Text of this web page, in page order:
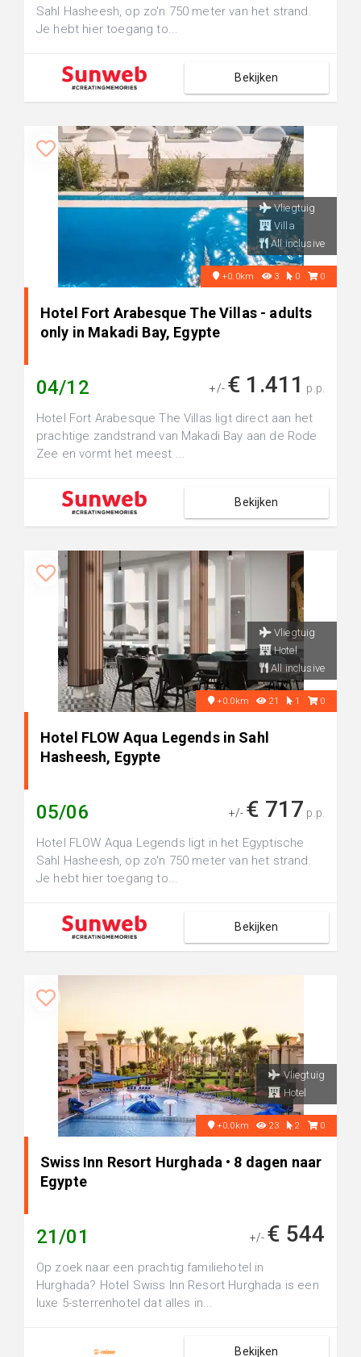
Sahl Hasheesh, op zo'n 750 meter van het strand.
Je hebt hier toegang to...
Bekijken
Vliegtuig
Villa
All inclusive
+0.0km 3 0 0
Hotel Fort Arabesque The Villas - adults
only in Makadi Bay, Egypte
04/12 +/- € 1.411 p.p.
Hotel Fort Arabesque The Villas ligt direct aan het
prachtige zandstrand van Makadi Bay aan de Rode
Zee en vormt het meest ...
Bekijken
Vliegtuig
Hotel
All inclusive
+0.0km 21 1 0
Hotel FLOW Aqua Legends in Sahl
Hasheesh, Egypte
05/06 +/- € 717 p.p.
Hotel FLOW Aqua Legends ligt in het Egyptische
Sahl Hasheesh, op zo'n 750 meter van het strand.
Je hebt hier toegang to...
Bekijken
Vliegtuig
Hotel
+0.0km 23 2 0
Swiss Inn Resort Hurghada • 8 dagen naar
Egypte
21/01 +/- € 544
Op zoek naar een prachtig familiehotel in
Hurghada? Hotel Swiss Inn Resort Hurghada is een
luxe 5-sterrenhotel dat alles in...
Bekijken